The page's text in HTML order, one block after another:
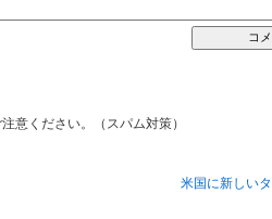
意ください。（スパム対策）
米国に新しい